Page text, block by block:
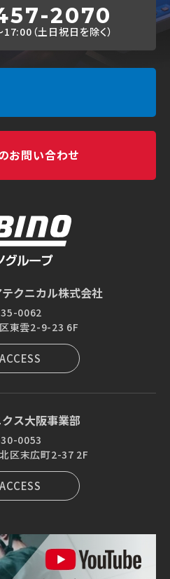
2070
（土日祝日を除く）
お問い合わせ
クニカル株式会社
0062
東雲2-9-23 6F
ACCESS
ス大阪事業部
0053
区末広町2-37 2F
ACCESS